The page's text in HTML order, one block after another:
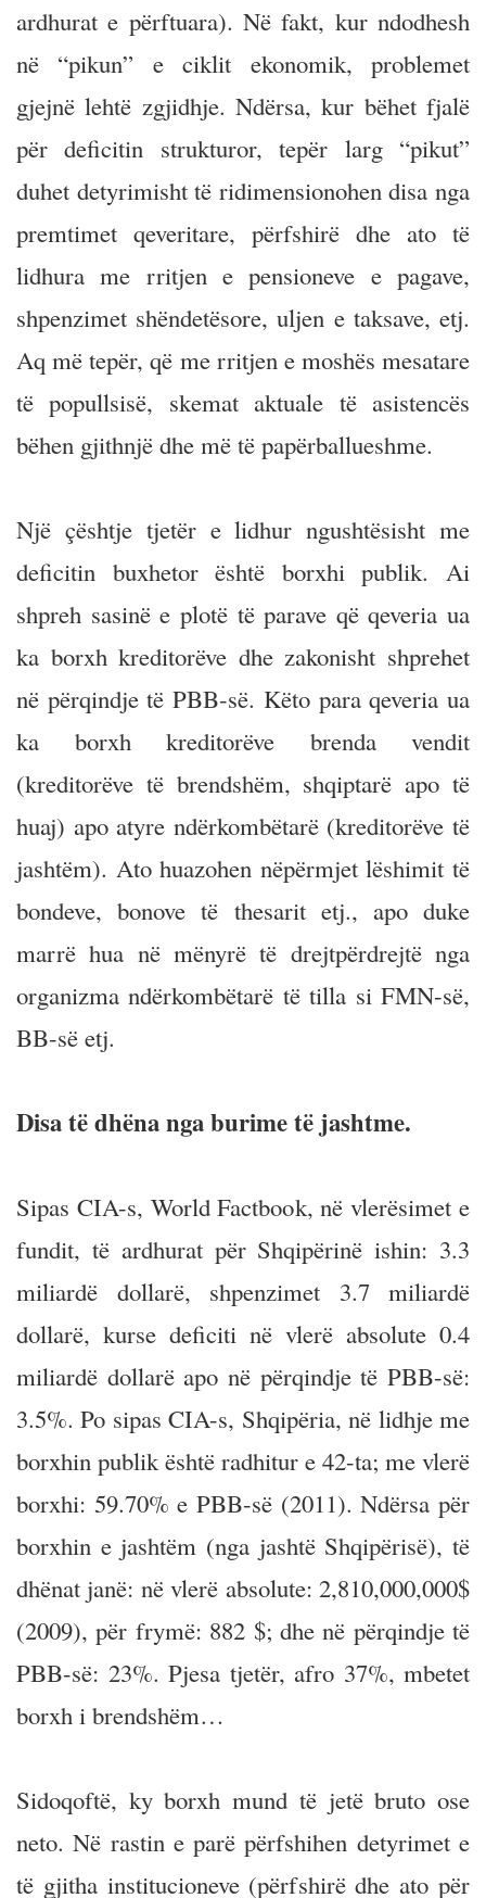
ardhurat e përftuara). Në fakt, kur ndodhesh
në “pikun” e ciklit ekonomik, problemet
gjejnë lehtë zgjidhje. Ndërsa, kur bëhet fjalë
për deficitin strukturor, tepër larg “pikut”
duhet detyrimisht të ridimensionohen disa nga
premtimet qeveritare, përfshirë dhe ato të
lidhura me rritjen e pensioneve e pagave,
shpenzimet shëndetësore, uljen e taksave, etj.
Aq më tepër, që me rritjen e moshës mesatare
të popullsisë, skemat aktuale të asistencës
bëhen gjithnjë dhe më të papërballueshme.
Një çështje tjetër e lidhur ngushtësisht me
deficitin buxhetor është borxhi publik. Ai
shpreh sasinë e plotë të parave që qeveria ua
ka borxh kreditorëve dhe zakonisht shprehet
në përqindje të PBB-së. Këto para qeveria ua
ka borxh kreditorëve brenda vendit
(kreditorëve të brendshëm, shqiptarë apo të
huaj) apo atyre ndërkombëtarë (kreditorëve të
jashtëm). Ato huazohen nëpërmjet lëshimit të
bondeve, bonove të thesarit etj., apo duke
marrë hua në mënyrë të drejtpërdrejtë nga
organizma ndërkombëtarë të tilla si FMN-së,
BB-së etj.
Disa të dhëna nga burime të jashtme.
Sipas CIA-s, World Factbook, në vlerësimet e
fundit, të ardhurat për Shqipërinë ishin: 3.3
miliardë dollarë, shpenzimet 3.7 miliardë
dollarë, kurse deficiti në vlerë absolute 0.4
miliardë dollarë apo në përqindje të PBB-së:
3.5%. Po sipas CIA-s, Shqipëria, në lidhje me
borxhin publik është radhitur e 42-ta; me vlerë
borxhi: 59.70% e PBB-së (2011). Ndërsa për
borxhin e jashtëm (nga jashtë Shqipërisë), të
dhënat janë: në vlerë absolute: 2,810,000,000$
(2009), për frymë: 882 $; dhe në përqindje të
PBB-së: 23%. Pjesa tjetër, afro 37%, mbetet
borxh i brendshëm…
Sidoqoftë, ky borxh mund të jetë bruto ose
neto. Në rastin e parë përfshihen detyrimet e
të gjitha institucioneve (përfshirë dhe ato për